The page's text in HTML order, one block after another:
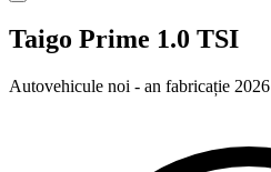
Taigo Prime 1.0 TSI
Autovehicule noi - an fabricație 2026